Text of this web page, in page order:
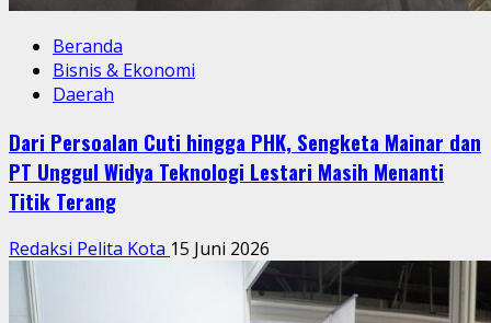
Beranda
Bisnis & Ekonomi
Daerah
Dari Persoalan Cuti hingga PHK, Sengketa Mainar dan
PT Unggul Widya Teknologi Lestari Masih Menanti
Titik Terang
Redaksi Pelita Kota 15 Juni 2026